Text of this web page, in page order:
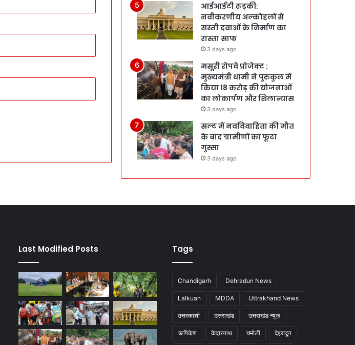
आईआईटी रुड़की:
नवीकरणीय अल्कोहलों से
सस्ती दवाओं के निर्माण का
रास्ता साफ
3 days ago
मसूरी रोपवे प्रोजेक्ट :
मुख्‍यमंत्री धामी ने पुरुकुल में
किया 18 करोड़ की योजनाओं
का लोकार्पण और शिलान्यास
3 days ago
सल्ट में नवविवाहिता की मौत
के बाद ग्रामीणों का फूटा
गुस्सा
3 days ago
Last Modified Posts Tags
Chandigarh Dehradun News
Lalkuan MDDA Uttrakhand News
उत्तरकाशी उत्तराखंड उत्तराखंड न्यूज़
ऋषिकेश केदारनाथ चमोली देहरादून